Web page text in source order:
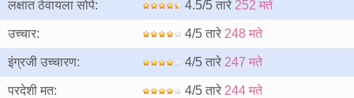
लक्षात ठेवायला सोपे: 4.5/5 तारे 252 मते
उच्चार: 4/5 तारे 248 मते
इंग्रजी उच्चारण: 4/5 तारे 247 मते
परदेशी मत: 4/5 तारे 244 मते